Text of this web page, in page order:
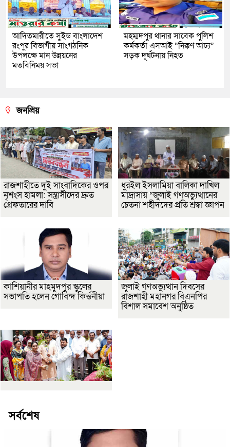
আদিতমারীতে সুইড বাংলাদেশ
রংপুর বিভাগীয় সাংগঠনিক
উপলক্ষে মান উন্নয়নের
মতবিনিময় সভা
মহম্মদপুর থানার সাবেক পুলিশ
কর্মকর্তা এসআই “নিক্কণ আঢ্য”
সড়ক দূর্ঘটনায় নিহত
জনপ্রিয়
রাজশাহীতে দুই সাংবাদিকের ওপর
নৃশংস হামলা: সন্ত্রাসীদের দ্রুত
গ্রেফতারের দাবি
ধুরইল ইসলামিয়া বালিকা দাখিল
মাদ্রাসায় “জুলাই গণঅভ্যুত্থানের
চেতনা শহীদদের প্রতি শ্রদ্ধা জ্ঞাপন
কাশিয়ানীর মাহমুদপুর স্কুলের
সভাপতি হলেন গোবিন্দ কির্ত্তনীয়া
জুলাই গণঅভ্যুত্থান দিবসের
রাজশাহী মহানগর বিএনপির
বিশাল সমাবেশ অনুষ্ঠিত
সর্বশেষ